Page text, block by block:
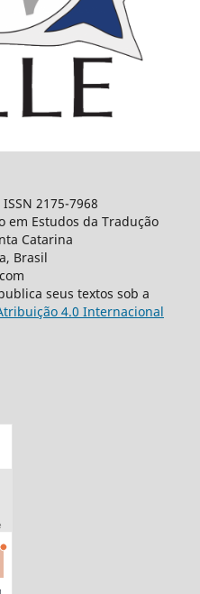
ISSN 2175-7968
em Estudos da Tradução
Catarina
Brasil
seus textos sob a
4.0 Internacional